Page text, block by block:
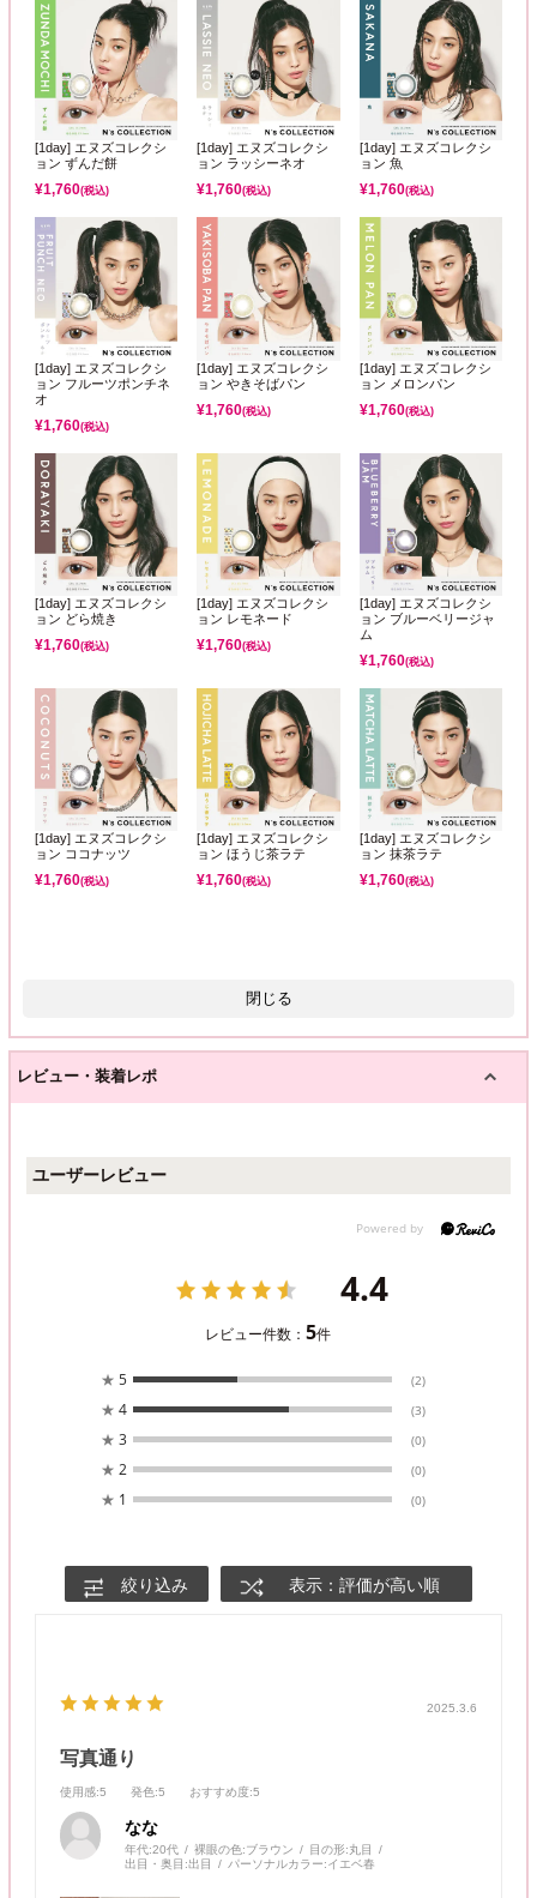
[1day] エヌズコレクシ
ョン ずんだ餅
¥1,760(税込)
[1day] エヌズコレクシ
ョン ラッシーネオ
¥1,760(税込)
[1day] エヌズコレクシ
ョン 魚
¥1,760(税込)
[1day] エヌズコレクシ
ョン フルーツポンチネ
オ
¥1,760(税込)
[1day] エヌズコレクシ
ョン やきそばパン
¥1,760(税込)
[1day] エヌズコレクシ
ョン メロンパン
¥1,760(税込)
[1day] エヌズコレクシ
ョン どら焼き
¥1,760(税込)
[1day] エヌズコレクシ
ョン レモネード
¥1,760(税込)
[1day] エヌズコレクシ
ョン ブルーベリージャ
ム
¥1,760(税込)
[1day] エヌズコレクシ
ョン ココナッツ
¥1,760(税込)
[1day] エヌズコレクシ
ョン ほうじ茶ラテ
¥1,760(税込)
[1day] エヌズコレクシ
ョン 抹茶ラテ
¥1,760(税込)
閉じる
レビュー・装着レポ
ユーザーレビュー
4.4
レビュー件数：5件
★ 5 (2)
★ 4 (3)
★ 3 (0)
★ 2 (0)
★ 1 (0)
絞り込み 表示：評価が高い順
2025.3.6
写真通り
使用感:5 発色:5 おすすめ度:5
なな
年代:20代 裸眼の色:ブラウン 目の形:丸目
出目・奥目:出目 パーソナルカラー:イエベ春